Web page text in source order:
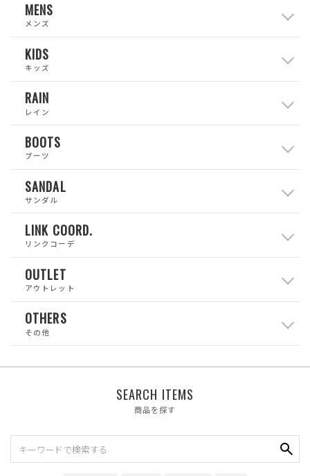
MENS
メンズ
KIDS
キッズ
RAIN
レイン
BOOTS
ブーツ
SANDAL
サンダル
LINK COORD.
リンクコーデ
OUTLET
アウトレット
OTHERS
その他
SEARCH ITEMS
商品を探す